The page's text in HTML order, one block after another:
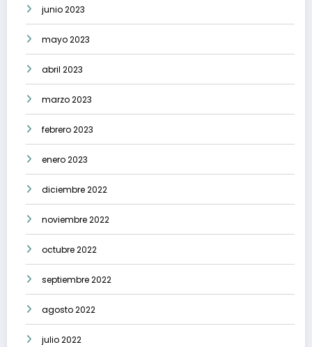
junio 2023
mayo 2023
abril 2023
marzo 2023
febrero 2023
enero 2023
diciembre 2022
noviembre 2022
octubre 2022
septiembre 2022
agosto 2022
julio 2022